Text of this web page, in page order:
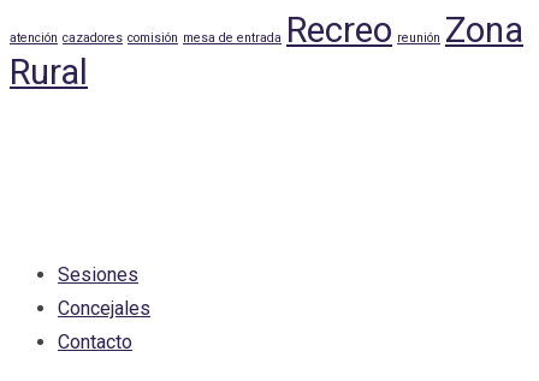
atención cazadores comisión mesa de entrada Recreo reunión Zona
Rural
Sesiones
Concejales
Contacto